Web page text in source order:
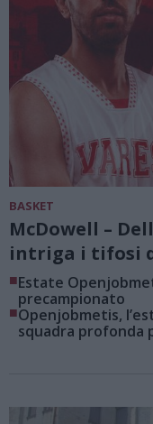
BASKET
McDowell –
intriga i tifosi
■Estate
precampionato
■Openjobmetis,
squadra profonda